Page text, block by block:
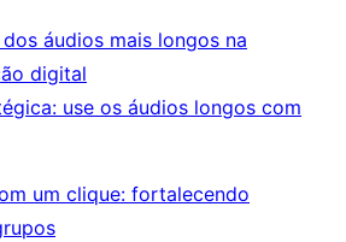
áudios mais longos na
digital
use os áudios longos com
um clique: fortalecendo